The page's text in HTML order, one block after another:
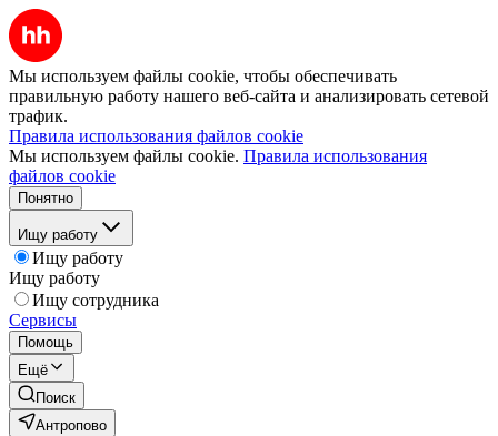
Мы используем файлы cookie, чтобы обеспечивать
правильную работу нашего веб-сайта и анализировать сетевой
трафик.
Правила использования файлов cookie
Мы используем файлы cookie. Правила использования
файлов cookie
Понятно
Ищу работу
Ищу работу
Ищу работу
Ищу сотрудника
Сервисы
Помощь
Ещё
Поиск
Антропово